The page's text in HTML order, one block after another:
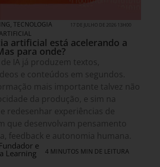
, TECNOLOGIA
17 DE JULHO DE 2026 13H00
artificial está acelerando a
para onde?
IA já produzem textos,
e conteúdos em segundos.
mais importante talvez não
da produção, e sim na
redesenhar experiências de
que desenvolvam pensamento
feedback e autonomia humana.
e
Learning 4 MINUTOS MIN DE LEITURA